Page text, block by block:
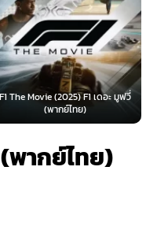
F1 The Movie (2025) F1 เดอะ มูฟวี่
(พากย์ไทย)
ากย์ไทย)